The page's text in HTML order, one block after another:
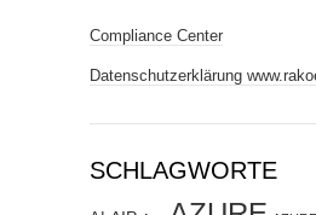
Compliance Center
Datenschutzerklärung
SCHLAGWORTE